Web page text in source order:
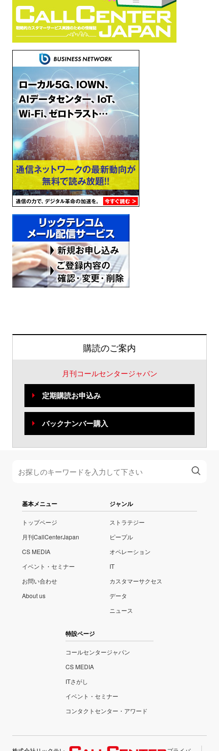
購読のご案内
月刊コールセンタージャパン
定期購読お申込み
バックナンバー購入
基本メニュー
トップページ
月刊CallCenterJapan
CS MEDIA
イベント・セミナー
お問い合わせ
About us
ジャンル
ストラテジー
ピープル
オペレーション
IT
カスタマーサクセス
データ
ニュース
特設ページ
コールセンタージャパン
CS MEDIA
ITさがし
イベント・セミナー
コンタクトセンター・アワード